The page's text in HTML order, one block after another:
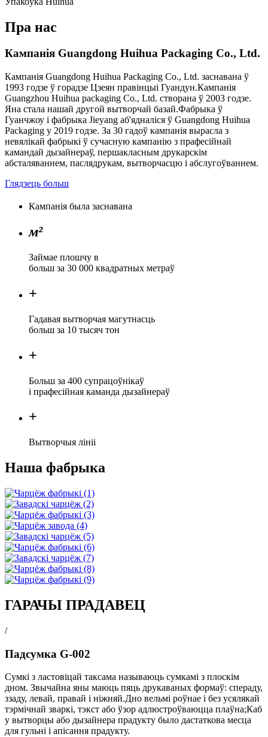
Пра нас
Кампанія Guangdong Huihua Packaging Co., Ltd.
Кампанія Guangdong Huihua Packaging Co., Ltd. заснавана ў
1993 годзе ў горадзе Цзеян правінцыі Гуандун.Кампанія
Guangzhou Huihua packaging Co., Ltd. створана ў 2003 годзе.
Яна стала нашай другой вытворчай базай.Фабрыка ў
Гуанчжоу і фабрыка Jieyang аб'ядналіся ў Guangdong Huihua
Packaging у 2019 годзе. За 30 гадоў кампанія вырасла з
невялікай фабрыкі ў сучасную кампанію з прафесійнай
камандай дызайнераў, першакласным друкарскім
абсталяваннем, паслядрукам, вытворчасцю і абслугоўваннем.
Глядзець больш
Кампанія была заснавана
м²
Займае плошчу в
больш за 30 000 квадратных метраў
+
Гадавая вытворчая магутнасць
больш за 10 тысяч тон
+
Больш за 400 супрацоўнікаў
і прафесійная каманда дызайнераў
+
Вытворчыя лініі
Наша фабрыка
ГАРАЧЫ ПРАДАВЕЦ
/
Падсумка G-002
Сумкі з ластовіцай таксама называюць сумкамі з плоскім
дном. Звычайна яны маюць пяць друкаваных формаў: спераду,
ззаду, левай, правай і ніжняй.Дно вельмі роўнае і без усялякай
тэрмічнай зваркі, тэкст або ўзор адлюстроўваюцца плаўна;Каб
у вытворцы або дызайнера прадукту было дастаткова месца
для гульні і апісання прадукту.